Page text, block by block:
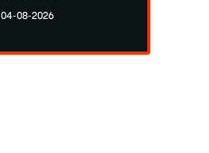
04-08-2026